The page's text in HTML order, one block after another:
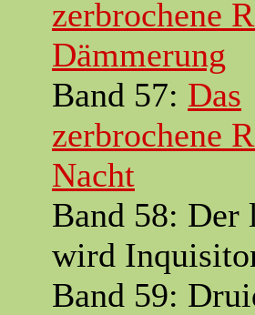
zerbrochene
Dämmerung
Band 57: Das
zerbrochene
Nacht
Band 58: Der
wird
Band 59: